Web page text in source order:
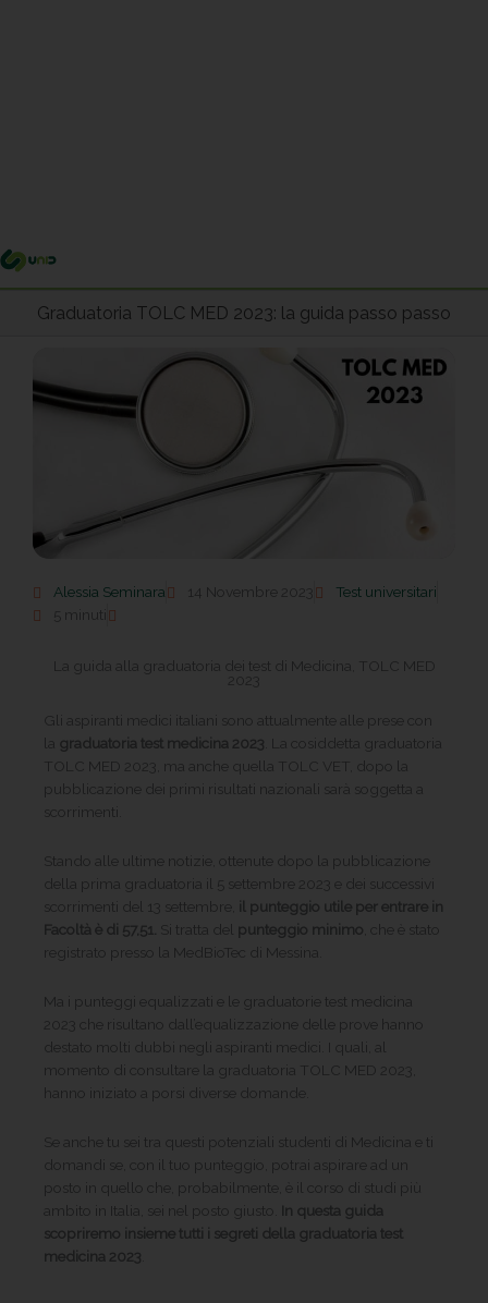
Graduatoria TOLC MED 2023: la guida passo passo
Alessia Seminara 14 Novembre 2023
Test universitari
5 minuti
La guida alla graduatoria dei test di Medicina, TOLC MED
2023
Gli aspiranti medici italiani sono attualmente alle prese con
la graduatoria test medicina 2023 . La cosiddetta graduatoria
TOLC MED 2023, ma anche quella TOLC VET, dopo la
pubblicazione dei primi risultati nazionali sarà soggetta a
scorrimenti.
Stando alle ultime notizie, ottenute dopo la pubblicazione
della prima graduatoria il 5 settembre 2023 e dei successivi
scorrimenti del 13 settembre,
il punteggio utile per entrare in
Facoltà è di 57,51. Si tratta del punteggio minimo , che è stato
registrato presso la MedBioTec di Messina.
Ma i punteggi equalizzati e le graduatorie test medicina
2023 che risultano dall’equalizzazione delle prove hanno
destato molti dubbi negli aspiranti medici. I quali, al
momento di consultare la graduatoria TOLC MED 2023,
hanno iniziato a porsi diverse domande.
Se anche tu sei tra questi potenziali studenti di Medicina e ti
domandi se, con il tuo punteggio, potrai aspirare ad un
posto in quello che, probabilmente, è il corso di studi più
ambito in Italia, sei nel posto giusto. In questa guida
scopriremo insieme tutti i segreti della graduatoria test
medicina 2023